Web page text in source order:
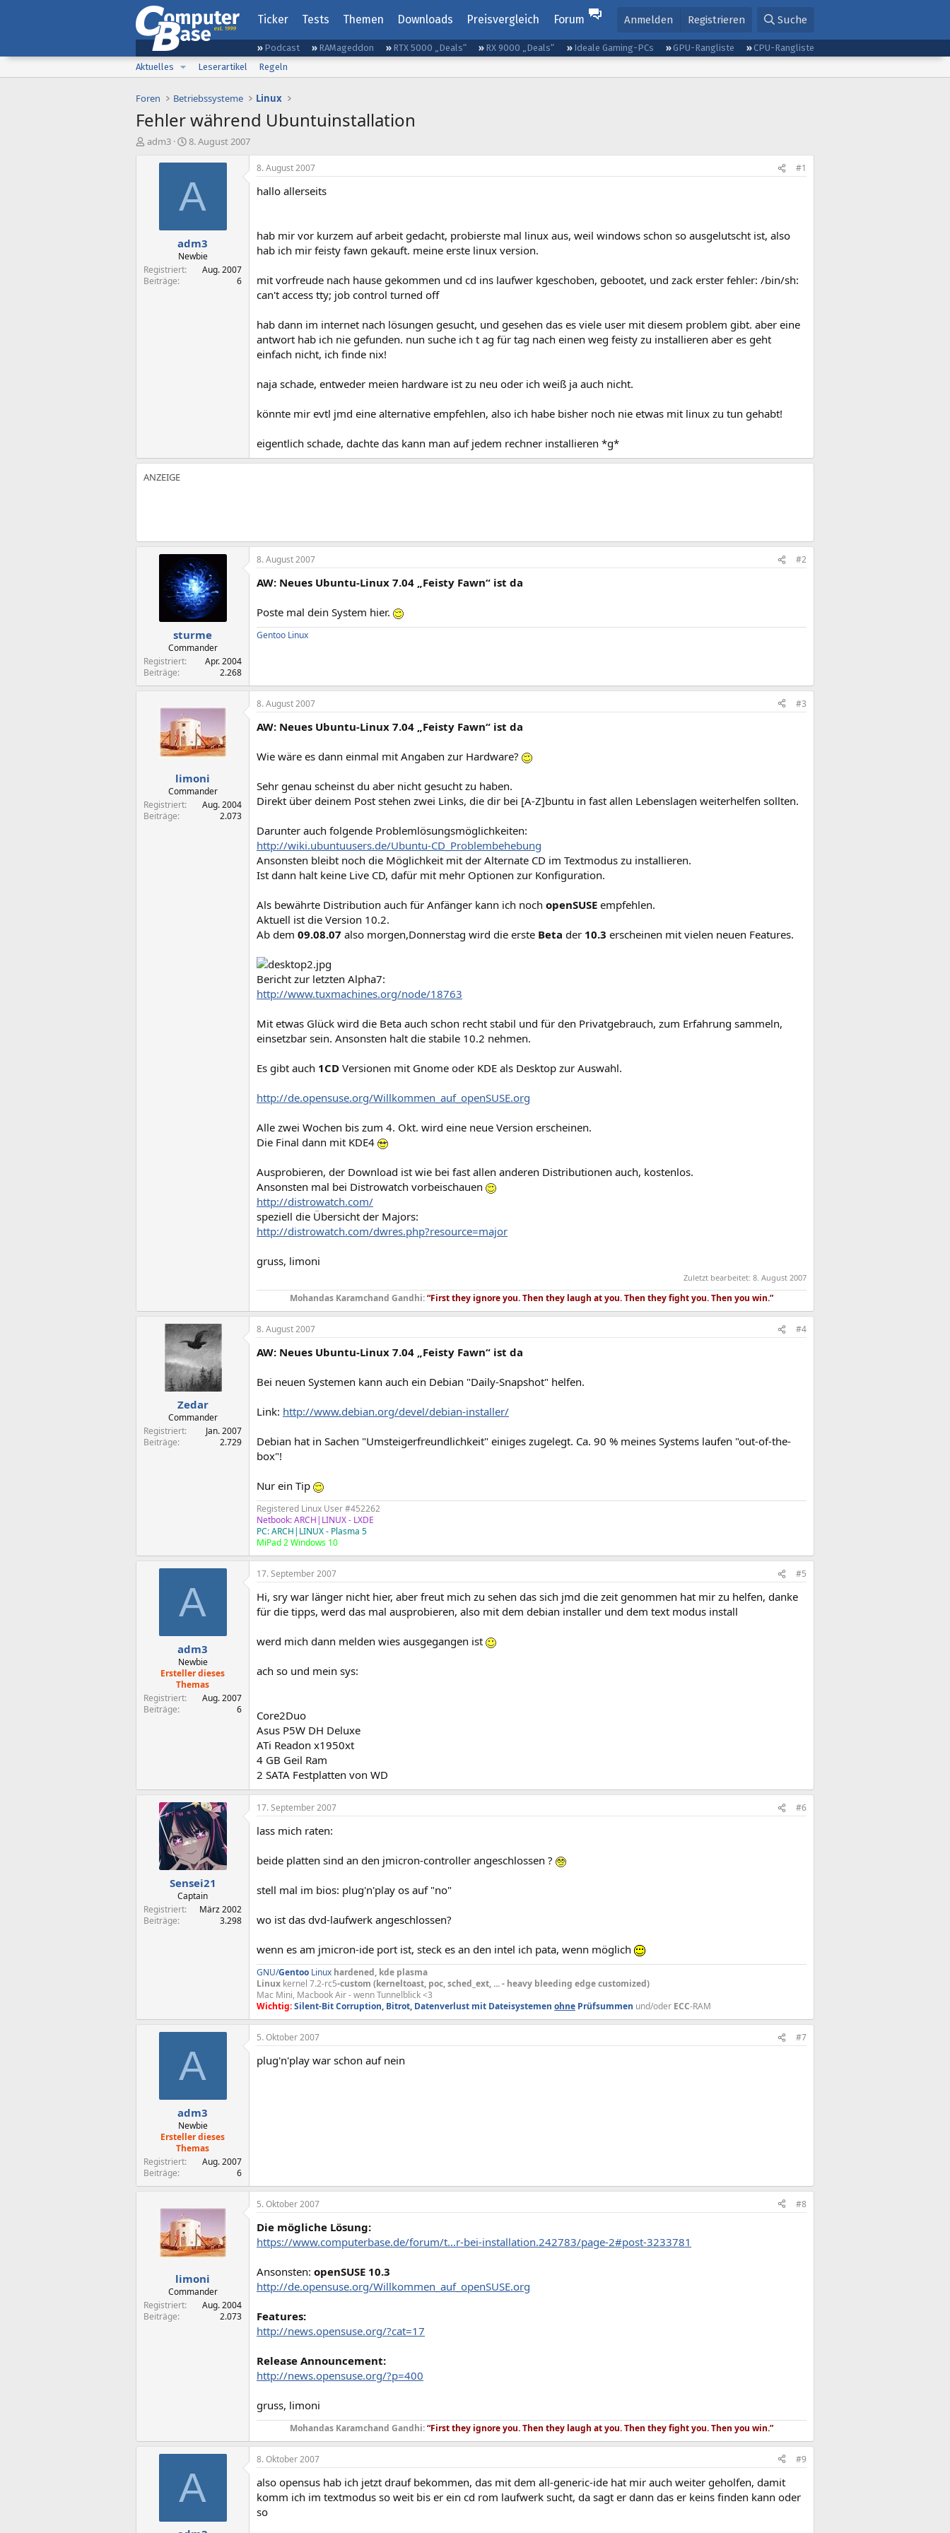
Ticker Tests Themen Downloads Preisvergleich Forum Anmelden Registrieren Suche
Podcast RAMageddon RTX 5000 „Deals“ RX 9000 „Deals“ Ideale Gaming-PCs GPU-Rangliste
CPU-Rangliste
Aktuelles
Leserartikel Regeln
Foren Betriebssysteme Linux
Fehler während Ubuntuinstallation
E
adm3
E
s
e
l
t
a
m
8. August 2007
A
adm3
Newbie
Registriert
Aug. 2007
Beiträge
6
8. August 2007 #1
hallo allerseits
hab mir vor kurzem auf arbeit gedacht, probierste mal linux aus, weil windows schon so ausgelutscht ist, also
hab ich mir feisty fawn gekauft. meine erste linux version.
mit vorfreude nach hause gekommen und cd ins laufwer kgeschoben, gebootet, und zack erster fehler: /bin/sh:
can't access tty; job control turned off
hab dann im internet nach lösungen gesucht, und gesehen das es viele user mit diesem problem gibt. aber eine
antwort hab ich nie gefunden. nun suche ich t ag für tag nach einen weg feisty zu installieren aber es geht
einfach nicht, ich finde nix!
naja schade, entweder meien hardware ist zu neu oder ich weiß ja auch nicht.
könnte mir evtl jmd eine alternative empfehlen, also ich habe bisher noch nie etwas mit linux zu tun gehabt!
eigentlich schade, dachte das kann man auf jedem rechner installieren *g*
sturme
Commander
Registriert
Apr. 2004
Beiträge
2.268
8. August 2007 #2
AW: Neues Ubuntu-Linux 7.04 „Feisty Fawn“ ist da
Poste mal dein System hier.
Gentoo Linux
limoni
Commander
Registriert
Aug. 2004
Beiträge
2.073
8. August 2007 #3
AW: Neues Ubuntu-Linux 7.04 „Feisty Fawn“ ist da
Wie wäre es dann einmal mit Angaben zur Hardware?
Sehr genau scheinst du aber nicht gesucht zu haben.
Direkt über deinem Post stehen zwei Links, die dir bei [A-Z]buntu in fast allen Lebenslagen weiterhelfen sollten.
Darunter auch folgende Problemlösungsmöglichkeiten:
http://wiki.ubuntuusers.de/Ubuntu-CD_Problembehebung
Ansonsten bleibt noch die Möglichkeit mit der Alternate CD im Textmodus zu installieren.
Ist dann halt keine Live CD, dafür mit mehr Optionen zur Konfiguration.
Als bewährte Distribution auch für Anfänger kann ich noch openSUSE empfehlen.
Aktuell ist die Version 10.2.
Ab dem 09.08.07 also morgen,Donnerstag wird die erste Beta der 10.3 erscheinen mit vielen neuen Features.
Bericht zur letzten Alpha7:
http://www.tuxmachines.org/node/18763
Mit etwas Glück wird die Beta auch schon recht stabil und für den Privatgebrauch, zum Erfahrung sammeln,
einsetzbar sein. Ansonsten halt die stabile 10.2 nehmen.
Es gibt auch 1CD Versionen mit Gnome oder KDE als Desktop zur Auswahl.
http://de.opensuse.org/Willkommen_auf_openSUSE.org
Alle zwei Wochen bis zum 4. Okt. wird eine neue Version erscheinen.
Die Final dann mit KDE4
Ausprobieren, der Download ist wie bei fast allen anderen Distributionen auch, kostenlos.
Ansonsten mal bei Distrowatch vorbeischauen
http://distrowatch.com/
speziell die Übersicht der Majors:
http://distrowatch.com/dwres.php?resource=major
gruss, limoni
Zuletzt bearbeitet: 8. August 2007
Mohandas Karamchand Gandhi:“First they ignore you. Then they laugh at you. Then they fight you. Then you win.”
Zedar
Commander
Registriert
Jan. 2007
Beiträge
2.729
8. August 2007 #4
AW: Neues Ubuntu-Linux 7.04 „Feisty Fawn“ ist da
Bei neuen Systemen kann auch ein Debian "Daily-Snapshot" helfen.
Link: http://www.debian.org/devel/debian-installer/
Debian hat in Sachen "Umsteigerfreundlichkeit" einiges zugelegt. Ca. 90 % meines Systems laufen "out-of-the-
box"!
Nur ein Tip
Registered Linux User #452262
Netbook: ARCH|LINUX - LXDE
PC: ARCH|LINUX - Plasma 5
MiPad 2 Windows 10
A
adm3
Newbie
Ersteller dieses
Themas
Registriert
Aug. 2007
Beiträge
6
17. September 2007 #5
Hi, sry war länger nicht hier, aber freut mich zu sehen das sich jmd die zeit genommen hat mir zu helfen, danke
für die tipps, werd das mal ausprobieren, also mit dem debian installer und dem text modus install
werd mich dann melden wies ausgegangen ist
ach so und mein sys:
Core2Duo
Asus P5W DH Deluxe
ATi Readon x1950xt
4 GB Geil Ram
2 SATA Festplatten von WD
Sensei21
Captain
Registriert
März 2002
Beiträge
3.298
17. September 2007 #6
lass mich raten:
beide platten sind an den jmicron-controller angeschlossen ?
stell mal im bios: plug'n'play os auf "no"
wo ist das dvd-laufwerk angeschlossen?
wenn es am jmicron-ide port ist, steck es an den intel ich pata, wenn möglich
GNU/Gentoo Linux hardened, kde plasma
Linux kernel 7.2-rc5-custom (kerneltoast, poc, sched_ext, ... - heavy bleeding edge customized)
Mac Mini, Macbook Air - wenn Tunnelblick <3
Wichtig:Silent-Bit Corruption, Bitrot, Datenverlust mit Dateisystemen ohne Prüfsummen und/oder ECC-RAM
A
adm3
Newbie
Ersteller dieses
Themas
Registriert
Aug. 2007
Beiträge
6
5. Oktober 2007 #7
plug'n'play war schon auf nein
limoni
Commander
Registriert
Aug. 2004
Beiträge
2.073
5. Oktober 2007 #8
Die mögliche Lösung:
https://www.computerbase.de/forum/t...r-bei-installation.242783/page-2#post-3233781
Ansonsten: openSUSE 10.3
http://de.opensuse.org/Willkommen_auf_openSUSE.org
Features:
http://news.opensuse.org/?cat=17
Release Announcement:
http://news.opensuse.org/?p=400
gruss, limoni
Mohandas Karamchand Gandhi:“First they ignore you. Then they laugh at you. Then they fight you. Then you win.”
A
8. Oktober 2007 #9
also opensus hab ich jetzt drauf bekommen, das mit dem all-generic-ide hat mir auch weiter geholfen, damit
komm ich im textmodus so weit bis er ein cd rom laufwerk sucht, da sagt er dann das er keins finden kann oder
so